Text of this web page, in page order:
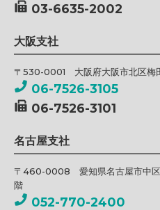
03-6635-2002
大阪支社
〒530-0001 大阪府大阪市北区
06-7526-3105
06-7526-3101
名古屋支社
〒460-0008 愛知県名古屋市中
階
052-770-2400